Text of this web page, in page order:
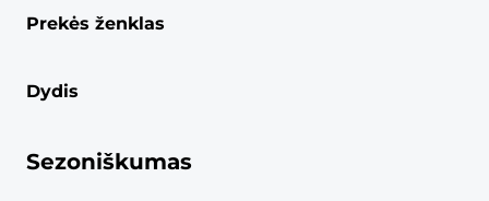
Prekės ženklas
Dydis
Sezoniškumas